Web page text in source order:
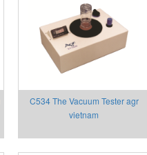
C534 The Vacuum Tester agr
vietnam